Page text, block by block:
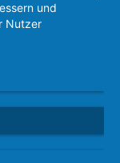
und
Nutzer